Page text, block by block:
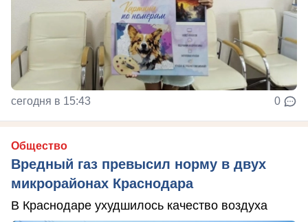
сегодня в 15:43 0
Общество
Вредный газ превысил норму в двух
микрорайонах Краснодара
В Краснодаре ухудшилось качество воздуха